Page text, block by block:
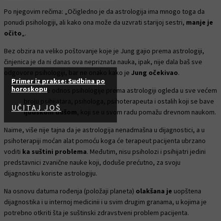
Primer iz prakse: Sudbina po
horoskopu
UČITAJ JOŠ
Po njegovim rečima: „Očigledno je da astrologija ima mnogo toga da
ponudi psihologiji, ali kako ona može da uzvrati starijoj sestri, manje je
očito „.
Bez obzira na veliko poštovanje koje je Jung gajio prema astrologiji,
činjenica je da ni danas ova nepriznata nauka, ipak, nije dala baš sve
odgovore psihologiji, bar ne onako kako je Jung očekivao.
Danas se odnos psihologije prema astrologiji ogleda u sve većem
broju psihijatara, psihologa, psihoterapeuta i ostalih koji se bave
ljudskom dušom , koji se u svom radu pomažu drevnom naukom.
Naime, više nije tajna da je astrologija nenadmašna u dijagnostici, a u
psihoterapiji moćan alat pomoću koga će terapeut pacijenta ubrzano
voditi ka suštini problema. Međutim, nisu psiholozi i psihijatri jedini
predstavnici zvanične nauke koji, doduše prećutno, za svoju
dijagnostiku koriste astrologiju.
Na osnovu datuma rođenja (položaji planeta) olakšana je uopštena
dijagnostika i u internoj medicinii i u svim drugim granama, u kojima je
potrebno otkriti šta je suštinski zdravstveni problem pacijenta.